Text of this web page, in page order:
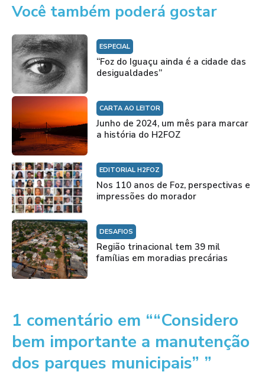
Você também poderá gostar
ESPECIAL
“Foz do Iguaçu ainda é a cidade das
desigualdades”
CARTA AO LEITOR
Junho de 2024, um mês para marcar
a história do H2FOZ
EDITORIAL H2FOZ
Nos 110 anos de Foz, perspectivas e
impressões do morador
DESAFIOS
Região trinacional tem 39 mil
famílias em moradias precárias
1 comentário em ““Considero
bem importante a manutenção
dos parques municipais” ”